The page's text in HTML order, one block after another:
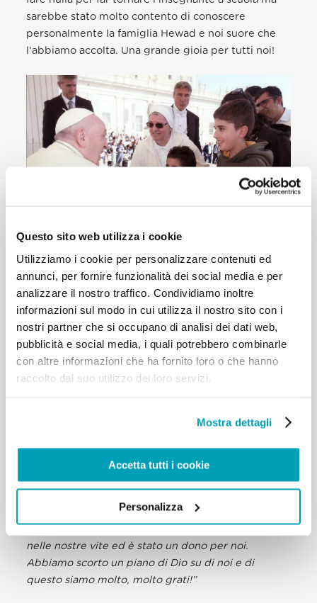
Questo sito web utilizza i cookie
Utilizziamo i cookie per personalizzare contenuti ed
annunci, per fornire funzionalità dei social media e per
analizzare il nostro traffico. Condividiamo inoltre
informazioni sul modo in cui utilizza il nostro sito con i
nostri partner che si occupano di analisi dei dati web,
pubblicità e social media, i quali potrebbero combinarle
con altre informazioni che ha fornito loro o che hanno
raccolto dal suo utilizzo dei loro servizi.
Mostra dettagli
Accetta tutti i cookie
Personalizza
sarebbe stato molto contento di conoscere
personalmente la famiglia Hewad e noi suore che
l’abbiamo accolta. Una grande gioia per tutti noi!
Durante un’Udienza Generale, abbiamo così avuto
la grazia di incontrare Papa Francesco. La famiglia
Hewad ha visto in questo la mano amorevole di Dio.
Proprio Sulaiman ha accolto quel momento come
un progetto del Signore su di lui: “incontrare il
Santo Padre è stato per me un momento molto
emozionante; da piccolo sempre lo vedevo in
essere, la sua gentilezza e bontà. Io accarezzavo la
quelle persone che vedevo salutarlo da vicino e
finalmente è arrivato! Non è stato solo un incontro,
ma una scintilla di speranza, amore e ispirazione
nelle nostre vite ed è stato un dono per noi.
Abbiamo scorto un piano di Dio su di noi e di
questo siamo molto, molto grati!”